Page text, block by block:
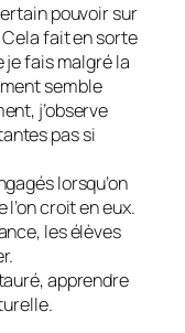
pouvoir sur
Cela fait en sorte
je fais malgré la
semble
j’observe
pas si
lorsqu’on
l’on croit en eux.
les élèves
apprendre